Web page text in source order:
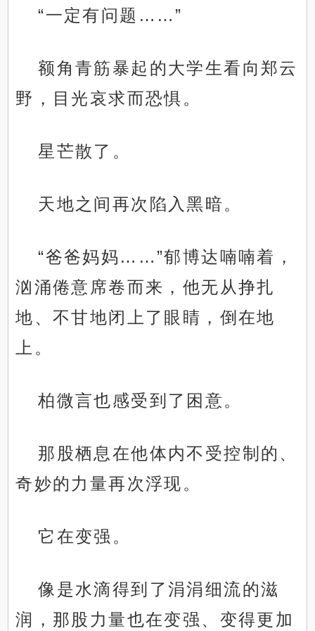
“一定有问题……”
额角青筋暴起的大学生看向郑云
野，目光哀求而恐惧。
星芒散了。
天地之间再次陷入黑暗。
“爸爸妈妈……”郁博达喃喃着，
汹涌倦意席卷而来，他无从挣扎
地、不甘地闭上了眼睛，倒在地
上。
柏微言也感受到了困意。
那股栖息在他体内不受控制的、
奇妙的力量再次浮现。
它在变强。
像是水滴得到了涓涓细流的滋
润，那股力量也在变强、变得更加